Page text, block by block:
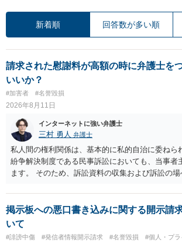
新着順 回答数が多い順
請求された慰謝料が高額の時に弁護士を
いいか？
#加害者 #名誉毀損
2026年8月11日
インターネットに強い弁護士
三村 勇人 弁護士
私人間の権利関係は、基本的に私的自治に委ねら
紛争解決制度である民事訴訟においても、当事者
ます。 そのため、訴訟資料の収集および訴訟の
底されていますので、出席だけすれば良いという
ん。
掲示板への悪口書き込みに関する開示請
いて
#誹謗中傷 #発信者情報開示請求 #名誉毀損 #個人・プラ